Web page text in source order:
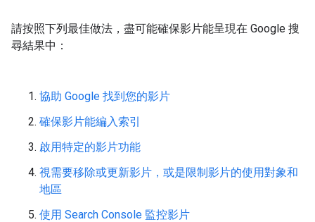
請按照下列最佳做法，盡可能確保影片能呈現在 Google 搜
尋結果中：
協助 Google 找到您的影片
確保影片能編入索引
啟用特定的影片功能
視需要移除或更新影片，或是限制影片的使用對象和
地區
使用 Search Console 監控影片